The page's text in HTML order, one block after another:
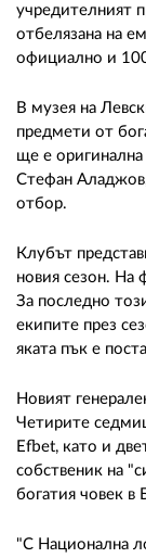
учредителният
отбелязана на
официално и
В музея на
предмети от
ще е
Стефан
отбор.
Клубът
новия сезон. На
За последно
екипите през
яката пък е
Новият
Четирите
Efbet, като и
собственик на
богатия човек в
"С Национална